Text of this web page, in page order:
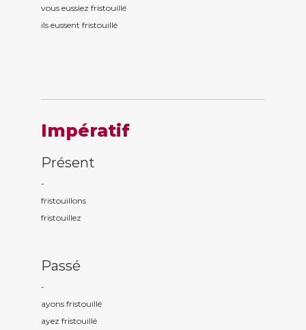
vous eussiez fristouillé
ils eussent fristouillé
Impératif
Présent
-
fristouillons
fristouillez
Passé
-
ayons fristouillé
ayez fristouillé